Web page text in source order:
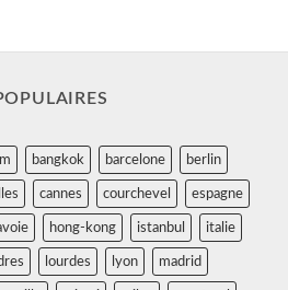
bangkok barcelone berlin
cannes courchevel espagne
hong-kong istanbul italie
lourdes lyon madrid